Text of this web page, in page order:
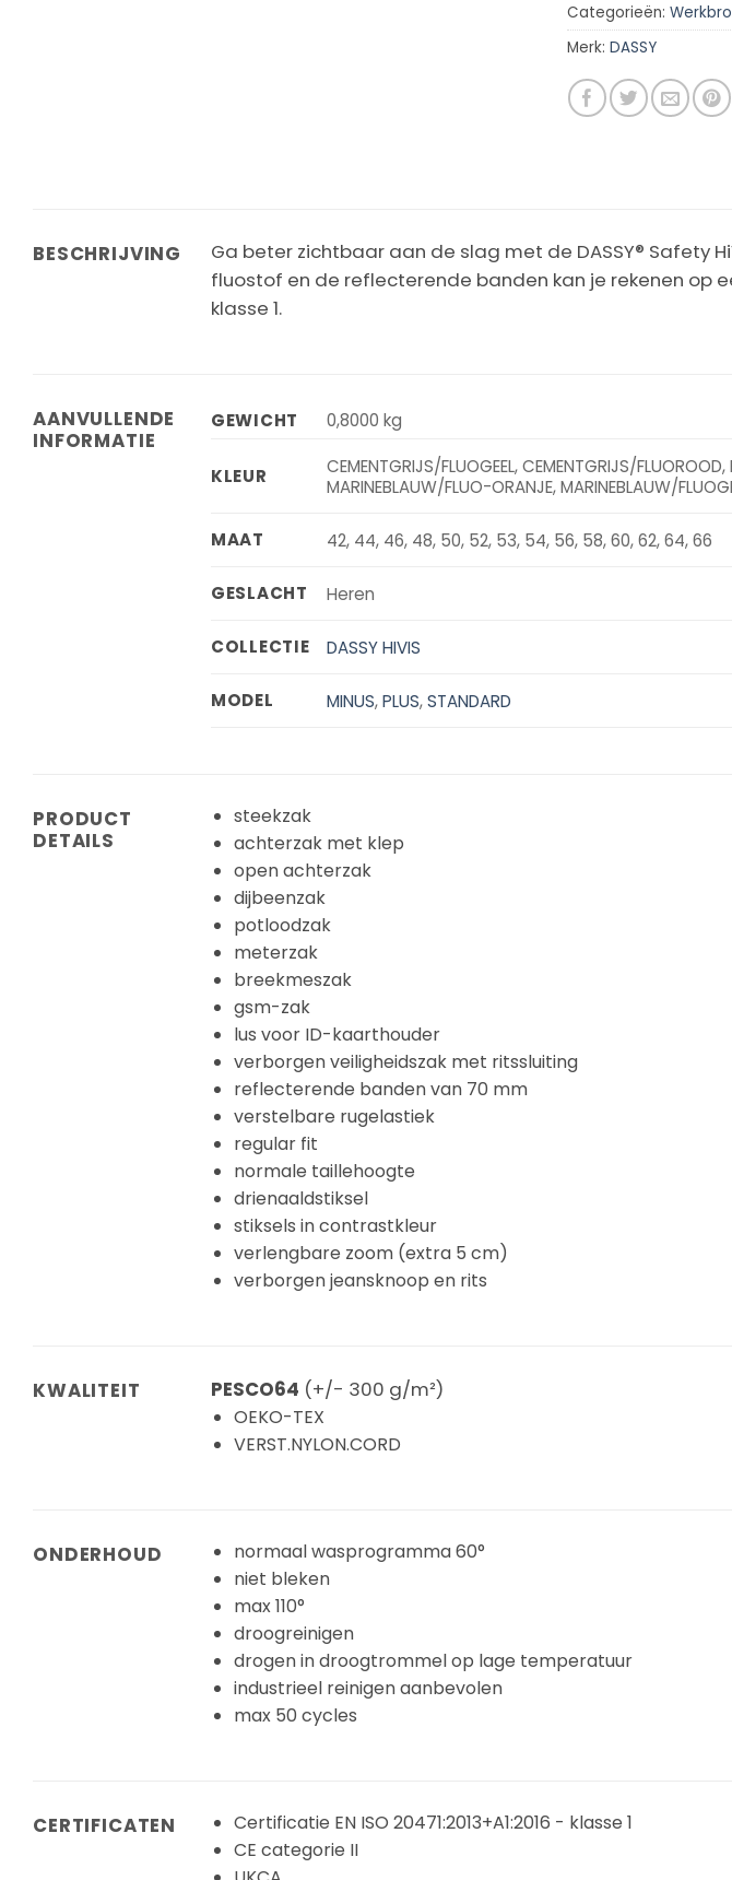
Categorieën:
Merk: DASSY
BESCHRIJVING
Ga beter zichtbaar aan de slag met de DASSY® Safety
fluostof en de reflecterende banden kan je rekenen op
klasse 1.
AANVULLENDE
INFORMATIE
GEWICHT 0,8000 kg
KLEUR
CEMENTGRIJS/FLUOGEEL, CEMENTGRIJS/
MARINEBLAUW/FLUO-ORANJE, MARINEBLAUW/
MAAT 42, 44, 46, 48, 50, 52, 53, 54, 56, 58, 60, 62, 64, 66
GESLACHT Heren
COLLECTIE DASSY HIVIS
MODEL MINUS,PLUS,STANDARD
PRODUCT
DETAILS
steekzak
achterzak met klep
open achterzak
dijbeenzak
potloodzak
meterzak
breekmeszak
gsm-zak
lus voor ID-kaarthouder
verborgen veiligheidszak met ritssluiting
reflecterende banden van 70 mm
verstelbare rugelastiek
regular fit
normale taillehoogte
drienaaldstiksel
stiksels in contrastkleur
verlengbare zoom (extra 5 cm)
verborgen jeansknoop en rits
KWALITEIT PESCO64 (+/- 300 g/m²)
OEKO-TEX
VERST.NYLON.CORD
ONDERHOUD
normaal wasprogramma 60°
niet bleken
max 110°
droogreinigen
drogen in droogtrommel op lage temperatuur
industrieel reinigen aanbevolen
max 50 cycles
CERTIFICATEN
Certificatie EN ISO 20471:2013+A1:2016 - klasse 1
CE categorie II